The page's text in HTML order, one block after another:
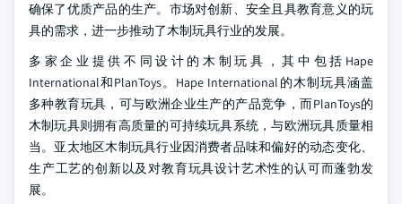
确保了优质产品的生产。市场对创新、安全且具教育意义的玩
具的需求，进一步推动了木制玩具行业的发展。
多家企业提供不同设计的木制玩具，其中包括Hape
International和PlanToys。Hape International的木制玩具涵盖
多种教育玩具，可与欧洲企业生产的产品竞争，而PlanToys的
木制玩具则拥有高质量的可持续玩具系统，与欧洲玩具质量相
当。亚太地区木制玩具行业因消费者品味和偏好的动态变化、
生产工艺的创新以及对教育玩具设计艺术性的认可而蓬勃发
展。